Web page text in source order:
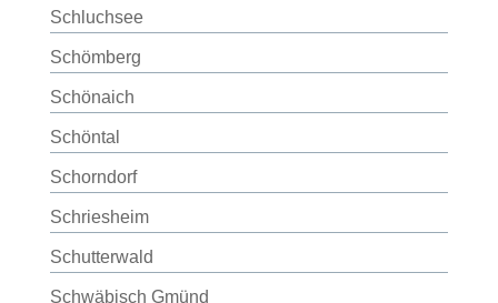
Schluchsee
Schömberg
Schönaich
Schöntal
Schorndorf
Schriesheim
Schutterwald
Schwäbisch Gmünd